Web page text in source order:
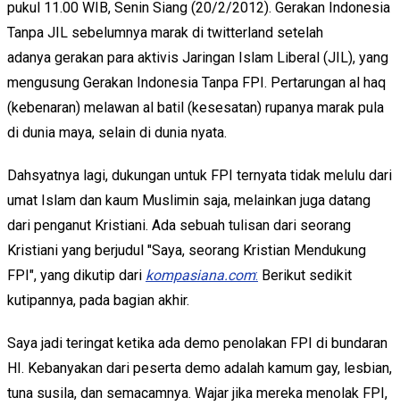
pukul 11.00 WIB, Senin Siang (20/2/2012). Gerakan Indonesia
Tanpa JIL sebelumnya marak di twitterland setelah
adanya gerakan para aktivis Jaringan Islam Liberal (JIL), yang
mengusung Gerakan Indonesia Tanpa FPI. Pertarungan al haq
(kebenaran) melawan al batil (kesesatan) rupanya marak pula
di dunia maya, selain di dunia nyata.
Dahsyatnya lagi, dukungan untuk FPI ternyata tidak melulu dari
umat Islam dan kaum Muslimin saja, melainkan juga datang
dari penganut Kristiani. Ada sebuah tulisan dari seorang
Kristiani yang berjudul "Saya, seorang Kristian Mendukung
FPI", yang dikutip dari kompasiana.com: Berikut sedikit
kutipannya, pada bagian akhir.
Saya jadi teringat ketika ada demo penolakan FPI di bundaran
HI. Kebanyakan dari peserta demo adalah kamum gay, lesbian,
tuna susila, dan semacamnya. Wajar jika mereka menolak FPI,